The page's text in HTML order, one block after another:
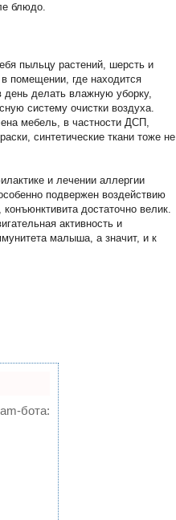
блюдо.
пыльцу растений, шерсть и
помещении, где находится
день делать влажную уборку,
систему очистки воздуха.
мебель, в частности ДСП,
синтетические ткани тоже не
и лечении аллергии
подвержен воздействию
достаточно велик.
активность и
малыша, а значит, и к
бота: